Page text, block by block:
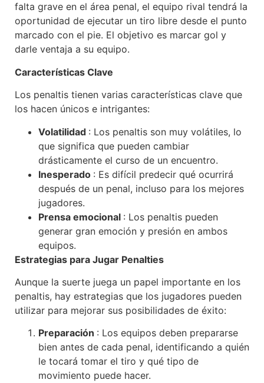
falta grave en el área penal, el equipo rival tendrá la
oportunidad de ejecutar un tiro libre desde el punto
marcado con el pie. El objetivo es marcar gol y
darle ventaja a su equipo.
Características Clave
Los penaltis tienen varias características clave que
los hacen únicos e intrigantes:
Volatilidad : Los penaltis son muy volátiles, lo
que significa que pueden cambiar
drásticamente el curso de un encuentro.
Inesperado : Es difícil predecir qué ocurrirá
después de un penal, incluso para los mejores
jugadores.
Prensa emocional : Los penaltis pueden
generar gran emoción y presión en ambos
equipos.
Estrategias para Jugar Penalties
Aunque la suerte juega un papel importante en los
penaltis, hay estrategias que los jugadores pueden
utilizar para mejorar sus posibilidades de éxito:
Preparación : Los equipos deben prepararse
bien antes de cada penal, identificando a quién
le tocará tomar el tiro y qué tipo de
movimiento puede hacer.